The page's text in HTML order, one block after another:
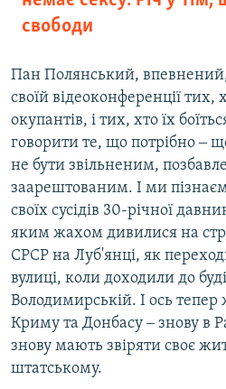
свободи
Пан Полянський,
своїй відеоконференції тих,
окупантів, і тих, хто їх
говорити те, що потрібно ‒
не бути звільненим,
заарештованим. І ми
своїх сусідів 30-річної
яким жахом дивилися на
СРСР на Луб'янці, як
вулиці, коли доходили до
Володимирській. І ось
Криму та Донбасу ‒ знову в
знову мають звіряти своє
штатському.